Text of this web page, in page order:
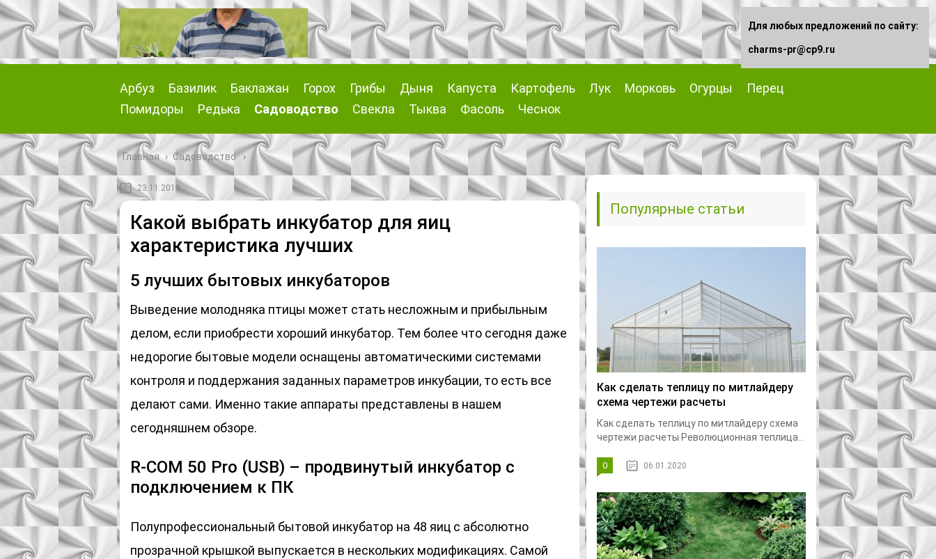
Арбуз Базилик Баклажан Горох Грибы Дыня Капуста Картофель Лук Морковь Огурцы
Перец
Помидоры
Редька Садоводство Свекла Тыква Фасоль Чеснок
Главная › Садоводство
23.11.2019
Какой выбрать инкубатор для яиц
характеристика лучших
5 лучших бытовых инкубаторов
Выведение молодняка птицы может стать несложным и прибыльным
делом, если приобрести хороший инкубатор. Тем более что сегодня даже
недорогие бытовые модели оснащены автоматическими системами
контроля и поддержания заданных параметров инкубации, то есть все
делают сами. Именно такие аппараты представлены в нашем
сегодняшнем обзоре.
R-COM 50 Pro (USB) – продвинутый инкубатор с
подключением к ПК
Полупрофессиональный бытовой инкубатор на 48 яиц с абсолютно
прозрачной крышкой выпускается в нескольких модификациях. Самой
Популярные статьи
Как сделать теплицу по митлайдеру
схема чертежи расчеты
Как сделать теплицу по митлайдеру схема
чертежи расчеты Революционная теплица...
0 06.01.2020
Для любых предложений по сайту:
charms-pr@cp9.ru